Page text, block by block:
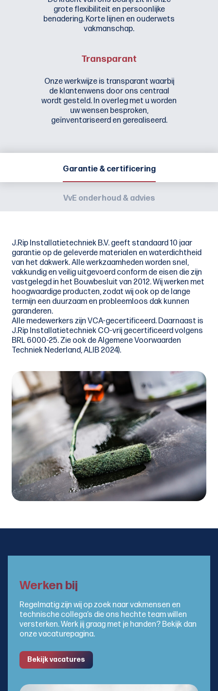
grote flexibiliteit en persoonlijke
benadering. Korte lijnen en ouderwets
vakmanschap.
Transparant
Onze werkwijze is transparant waarbij
de klantenwens door ons centraal
wordt gesteld. In overleg met u worden
uw wensen besproken,
geïnventariseerd en gerealiseerd.
Garantie & certificering
VvE onderhoud & advies
J.Rip Installatietechniek B.V. geeft standaard 10 jaar
garantie op de geleverde materialen en waterdichtheid
van het dakwerk. Alle werkzaamheden worden snel,
vakkundig en veilig uitgevoerd conform de eisen die zijn
vastgelegd in het Bouwbesluit van 2012. Wij werken met
hoogwaardige producten, zodat wij ook op de lange
termijn een duurzaam en probleemloos dak kunnen
garanderen.
Alle medewerkers zijn VCA-gecertificeerd. Daarnaast is
J.Rip Installatietechniek CO-vrij gecertificeerd volgens
BRL 6000-25. Zie ook de Algemene Voorwaarden
Techniek Nederland, ALIB 2024).
Werken bij
Regelmatig zijn wij op zoek naar vakmensen en
technische collega’s die ons hechte team willen
versterken. Werk jij graag met je handen? Bekijk dan
onze vacaturepagina.
Bekijk vacatures